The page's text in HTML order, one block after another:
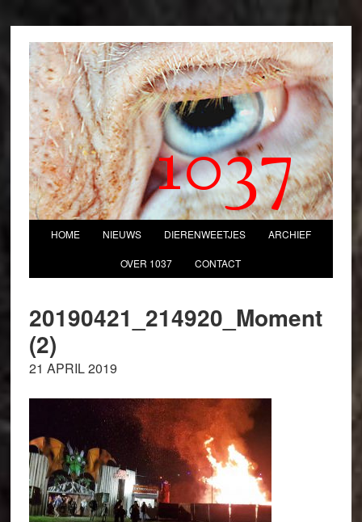
1037
HOME NIEUWS DIERENWEETJES ARCHIEF
OVER 1037 CONTACT
20190421_214920_Moment
(2)
21 APRIL 2019